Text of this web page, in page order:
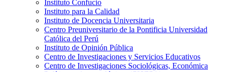
Instituto Confucio
Instituto para la Calidad
Instituto de Docencia Universitaria
Centro Preuniversitario de la Pontificia Universidad
Católica del Perú
Instituto de Opinión Pública
Centro de Investigaciones y Servicios Educativos
Centro de Investigaciones Sociológicas, Económica